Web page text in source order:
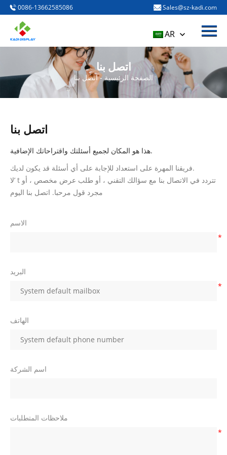
المنتجات
من نحن
مدونة وأخبار
0086-13662585086 Sales@sz-kadi.com
AR
اتصل بنا
الصفحة الرئيسية- اتصل بنا
اتصل بنا
هذا هو المكان لجميع أسئلتك واقتراحاتك الإضافية.
فريقنا المهرة على استعداد للإجابة على أي أسئلة قد يكون لديك.
لا’ t تتردد في الاتصال بنا مع سؤالك التقني ، أو طلب عرض مخصص ، أو
مجرد قول مرحبا. اتصل بنا اليوم
الاسم
*
البريد
*
الهاتف
اسم الشركة
ملاحظات المتطلبات
*